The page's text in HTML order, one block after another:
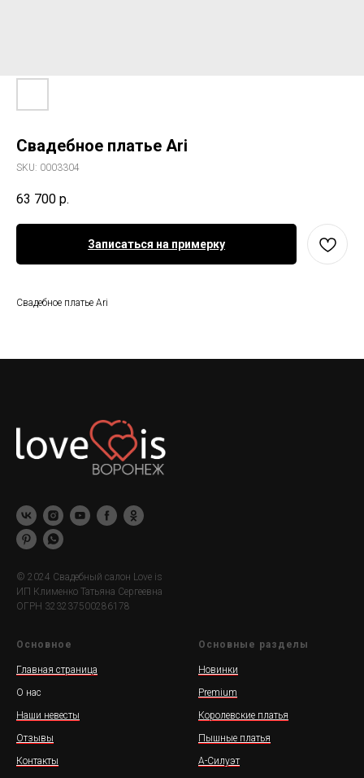
Свадебное платье Ari
SKU: 0003304
63 700 р.
Записаться на примерку
Свадебное платье Ari
© 2024 Свадебный салон Love is
ИП Клименко Татьяна Сергеевна
ОГРН 323237500286178
Основное
Главная страница
О нас
Наши невесты
Отзывы
Контакты
Основные разделы
Новинки
Premium
Королевские платья
Пышные платья
А-Силуэт